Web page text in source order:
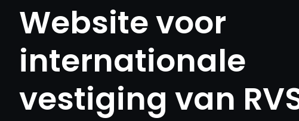
Website voor
internationale
vestiging van
Contact